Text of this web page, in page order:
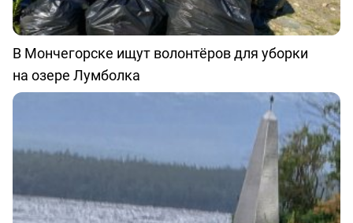
В Мончегорске ищут волонтёров для уборки
на озере Лумболка